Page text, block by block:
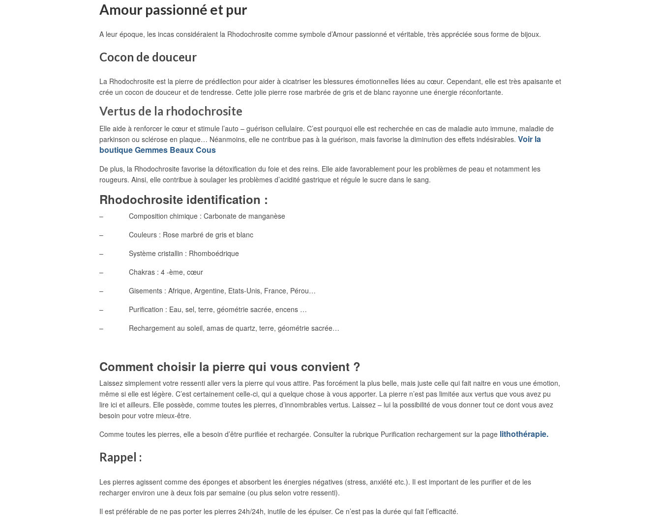
Amour passionné et pur
A leur époque, les incas considéraient la Rhodochrosite comme symbole d’Amour passionné et véritable, très appréciée sous forme de bijoux.
Cocon de douceur
La Rhodochrosite est la pierre de prédilection pour aider à cicatriser les blessures émotionnelles liées au cœur. Cependant, elle est très apaisante et
crée un cocon de douceur et de tendresse. Cette jolie pierre rose marbrée de gris et de blanc rayonne une énergie réconfortante.
Vertus de la rhodochrosite
Elle aide à renforcer le cœur et stimule l’auto – guérison cellulaire. C’est pourquoi elle est recherchée en cas de maladie auto immune, maladie de
parkinson ou sclérose en plaque… Néanmoins, elle ne contribue pas à la guérison, mais favorise la diminution des effets indésirables. Voir la
boutique Gemmes Beaux Cous
De plus, la Rhodochrosite favorise la détoxification du foie et des reins. Elle aide favorablement pour les problèmes de peau et notamment les
rougeurs. Ainsi, elle contribue à soulager les problèmes d’acidité gastrique et régule le sucre dans le sang.
Rhodochrosite identification :
– Composition chimique : Carbonate de manganèse
– Couleurs : Rose marbré de gris et blanc
– Système cristallin : Rhomboédrique
– Chakras : 4 -ème, cœur
– Gisements : Afrique, Argentine, Etats-Unis, France, Pérou…
– Purification : Eau, sel, terre, géométrie sacrée, encens …
– Rechargement au soleil, amas de quartz, terre, géométrie sacrée…
Comment choisir la pierre qui vous convient ?
Laissez simplement votre ressenti aller vers la pierre qui vous attire. Pas forcément la plus belle, mais juste celle qui fait naitre en vous une émotion,
même si elle est légère. C’est certainement celle-ci, qui a quelque chose à vous apporter. La pierre n’est pas limitée aux vertus que vous avez pu
lire ici et ailleurs. Elle possède, comme toutes les pierres, d’innombrables vertus. Laissez – lui la possibilité de vous donner tout ce dont vous avez
besoin pour votre mieux-être.
Comme toutes les pierres, elle a besoin d’être purifiée et rechargée. Consulter la rubrique Purification rechargement sur la page lithothérapie.
Rappel :
Les pierres agissent comme des éponges et absorbent les énergies négatives (stress, anxiété etc.). Il est important de les purifier et de les
recharger environ une à deux fois par semaine (ou plus selon votre ressenti).
Il est préférable de ne pas porter les pierres 24h/24h, inutile de les épuiser. Ce n’est pas la durée qui fait l’efficacité.